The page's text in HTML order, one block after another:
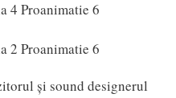
și sound designerul